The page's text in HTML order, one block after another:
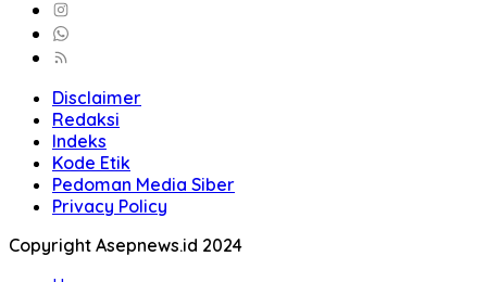
Disclaimer
Redaksi
Indeks
Kode Etik
Pedoman Media Siber
Privacy Policy
Copyright Asepnews.id 2024